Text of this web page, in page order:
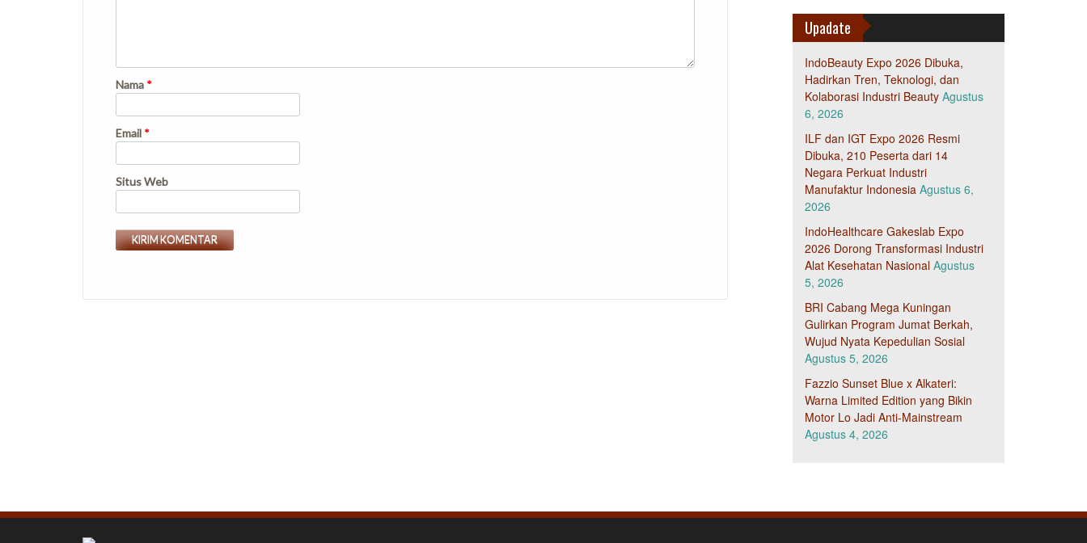
Nama *
Email *
Situs Web
Upadate
IndoBeauty Expo 2026 Dibuka,
Hadirkan Tren, Teknologi, dan
Kolaborasi Industri Beauty Agustus
6, 2026
ILF dan IGT Expo 2026 Resmi
Dibuka, 210 Peserta dari 14
Negara Perkuat Industri
Manufaktur Indonesia Agustus 6,
2026
IndoHealthcare Gakeslab Expo
2026 Dorong Transformasi Industri
Alat Kesehatan Nasional Agustus
5, 2026
BRI Cabang Mega Kuningan
Gulirkan Program Jumat Berkah,
Wujud Nyata Kepedulian Sosial
Agustus 5, 2026
Fazzio Sunset Blue x Alkateri:
Warna Limited Edition yang Bikin
Motor Lo Jadi Anti-Mainstream
Agustus 4, 2026